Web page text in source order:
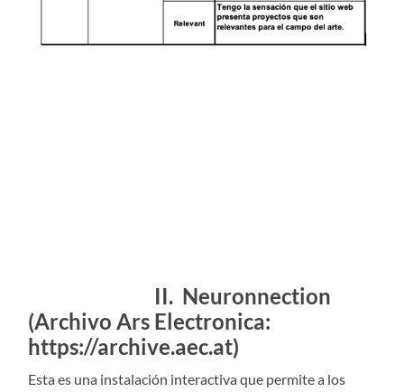
II. Neuronnection
(Archivo Ars Electronica:
https://archive.aec.at)
Esta es una instalación interactiva que permite a los